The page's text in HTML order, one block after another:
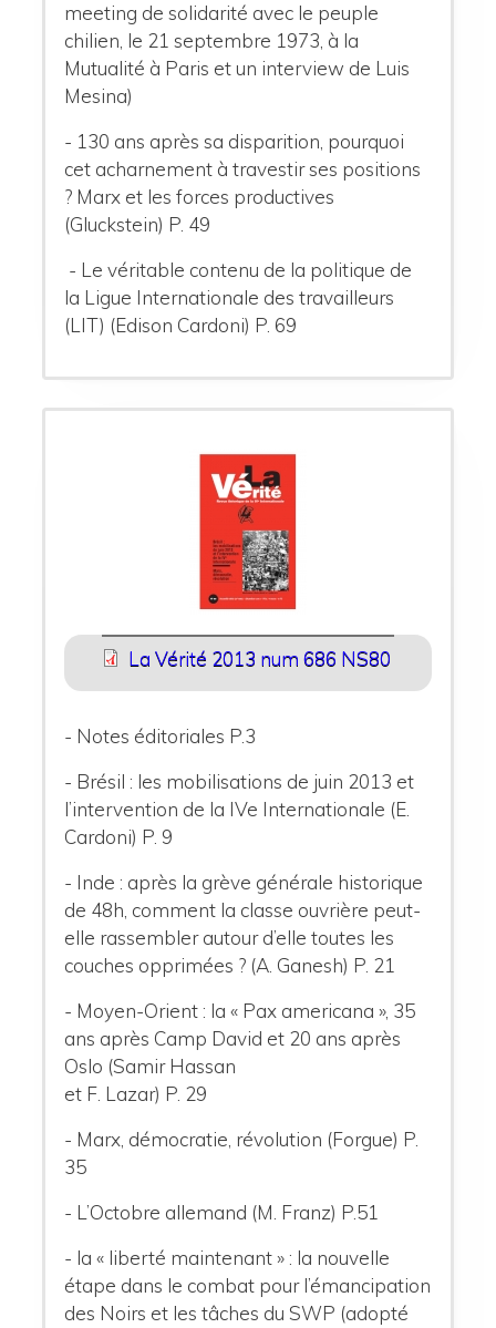
meeting de solidarité avec le peuple
chilien, le 21 septembre 1973, à la
Mutualité à Paris et un interview de Luis
Mesina)
- 130 ans après sa disparition, pourquoi
cet acharnement à travestir ses positions
? Marx et les forces productives
(Gluckstein) P. 49
- Le véritable contenu de la politique de
la Ligue Internationale des travailleurs
(LIT) (Edison Cardoni) P. 69
La Vérité 2013 num 686 NS80
- Notes éditoriales P.3
- Brésil : les mobilisations de juin 2013 et
l’intervention de la IVe Internationale (E.
Cardoni) P. 9
- Inde : après la grève générale historique
de 48h, comment la classe ouvrière peut-
elle rassembler autour d’elle toutes les
couches opprimées ? (A. Ganesh) P. 21
- Moyen-Orient : la « Pax americana », 35
ans après Camp David et 20 ans après
Oslo (Samir Hassan
et F. Lazar) P. 29
- Marx, démocratie, révolution (Forgue) P.
35
- L’Octobre allemand (M. Franz) P.51
- la « liberté maintenant » : la nouvelle
étape dans le combat pour l’émancipation
des Noirs et les tâches du SWP (adopté